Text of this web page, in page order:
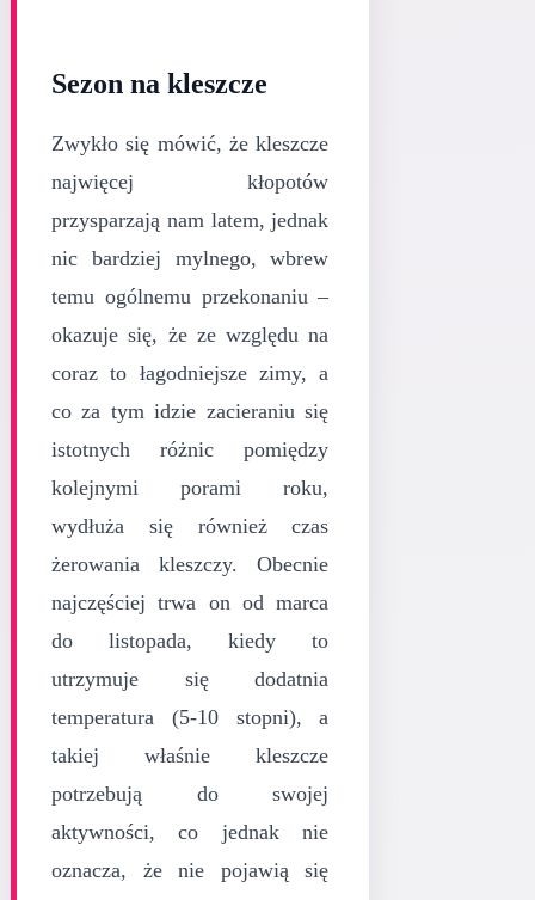
Sezon na kleszcze
Zwykło się mówić, że kleszcze
najwięcej kłopotów
przysparzają nam latem, jednak
nic bardziej mylnego, wbrew
temu ogólnemu przekonaniu –
okazuje się, że ze względu na
coraz to łagodniejsze zimy, a
co za tym idzie zacieraniu się
istotnych różnic pomiędzy
kolejnymi porami roku,
wydłuża się również czas
żerowania kleszczy. Obecnie
najczęściej trwa on od marca
do listopada, kiedy to
utrzymuje się dodatnia
temperatura (5-10 stopni), a
takiej właśnie kleszcze
potrzebują do swojej
aktywności, co jednak nie
oznacza, że nie pojawią się